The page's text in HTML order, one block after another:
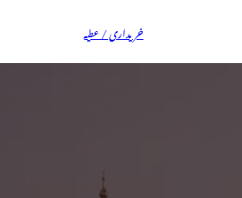
خریداری / عطیہ